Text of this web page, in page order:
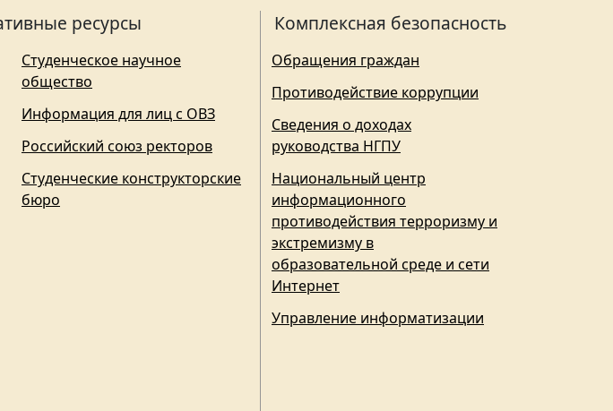
ресурсы
Студенческое научное
общество
Информация для лиц с ОВЗ
Российский союз ректоров
Студенческие конструкторские
бюро
Комплексная безопасность
Обращения граждан
Противодействие коррупции
Сведения о доходах
руководства НГПУ
Национальный центр
информационного
противодействия терроризму и
экстремизму в
образовательной среде и сети
Интернет
Управление информатизации